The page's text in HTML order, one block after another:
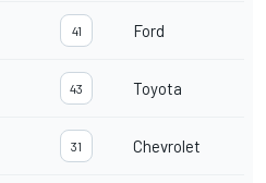
41 Ford
43 Toyota
31 Chevrolet